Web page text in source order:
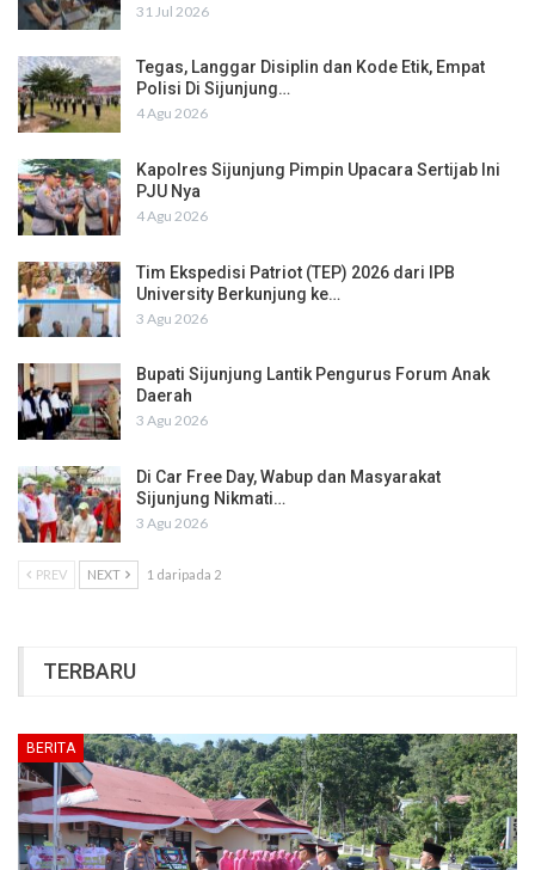
31 Jul 2026
Tegas, Langgar Disiplin dan Kode Etik, Empat
Polisi Di Sijunjung…
4 Agu 2026
Kapolres Sijunjung Pimpin Upacara Sertijab Ini
PJU Nya
4 Agu 2026
Tim Ekspedisi Patriot (TEP) 2026 dari IPB
University Berkunjung ke…
3 Agu 2026
Bupati Sijunjung Lantik Pengurus Forum Anak
Daerah
3 Agu 2026
Di Car Free Day, Wabup dan Masyarakat
Sijunjung Nikmati…
3 Agu 2026
PREV NEXT 1 daripada 2
TERBARU
BERITA